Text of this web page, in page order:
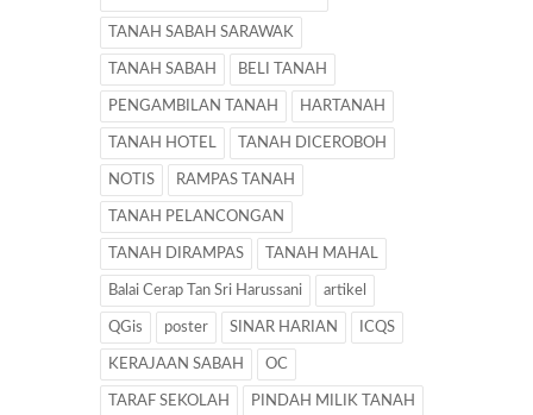
TANAH SABAH SARAWAK
TANAH SABAH BELI TANAH
PENGAMBILAN TANAH HARTANAH
TANAH HOTEL TANAH DICEROBOH
NOTIS RAMPAS TANAH
TANAH PELANCONGAN
TANAH DIRAMPAS TANAH MAHAL
Balai Cerap Tan Sri Harussani artikel
QGis poster SINAR HARIAN ICQS
KERAJAAN SABAH OC
TARAF SEKOLAH PINDAH MILIK TANAH